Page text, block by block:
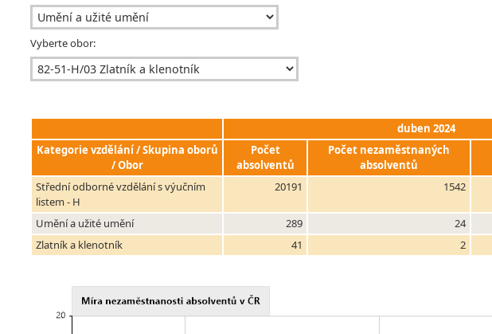
Vyberte obor:
duben 2024
Kategorie vzdělání / Skupina oborů
/ Obor
Počet
absolventů
Počet nezaměstnaných
absolventů
Střední odborné vzdělání s výučním
listem - H
20191 1542
Umění a užité umění 289 24
Zlatník a klenotník
41 2